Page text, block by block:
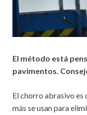
El método está
pavimentos.
El chorro abrasivo es
más se usan para